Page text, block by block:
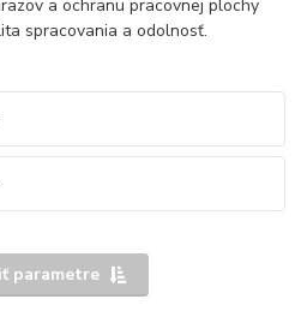
a ochranu pracovnej plochy
spracovania a odolnosť.
parametre